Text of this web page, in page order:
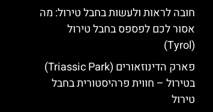
חובה לראות ולעשות בחבל טירול: מה
אסור לכם לפספס בחבל טירול
(Tyrol)
פארק הדינוזאורים (Triassic Park)
בטירול – חווית פרהיסטורית בחבל
טירול